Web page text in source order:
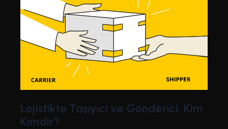
Lojistikte Taşıyıcı ve Gönderici: Kim
Kimdir?